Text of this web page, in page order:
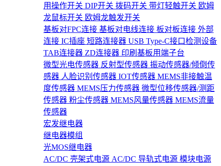
用操作开关 DIP开关 拨码开关 带灯轻触开关 欧姆
龙鼠标开关 欧姆龙触发开关
基板对FPC连接 基板对电线连接 板对板连接 外部
连接 IC插座 短路连接器 USB Type-C接口检测设备
TAB连接器 ZD连接器 印刷基板用端子台
微型光电传感器 反射型传感器 振动传感器/倾倒传
感器 人脸识别传感器 IOT传感器 MEMS非接触温
度传感器 MEMS压力传感器 微型位移传感器/测距
传感器 粉尘传感器 MEMS风量传感器 MEMS流量
传感器
宏发继电器
继电器模组
光MOS继电器
AC/DC 壳架式电源 AC/DC 导轨式电源 模块电源